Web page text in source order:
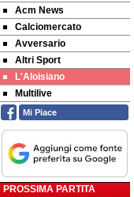
Acm News
Calciomercato
Avversario
Altri Sport
L'Aloisiano
Multilive
Mi Piace
PROSSIMA PARTITA